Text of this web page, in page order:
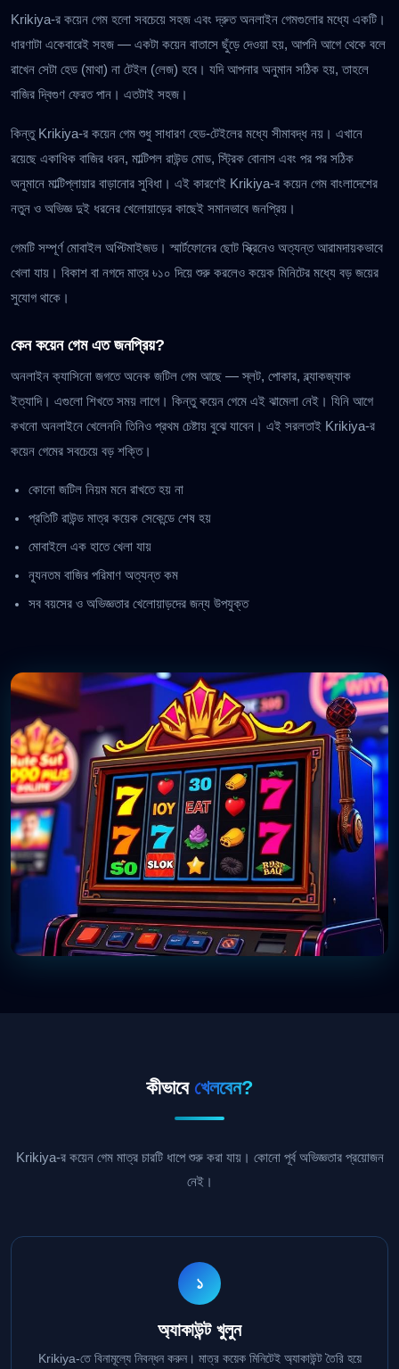
Krikiya-র কয়েন গেম হলো সবচেয়ে সহজ এবং দ্রুত অনলাইন গেমগুলোর মধ্যে একটি।
ধারণাটা একেবারেই সহজ — একটা কয়েন বাতাসে ছুঁড়ে দেওয়া হয়, আপনি আগে থেকে বলে
রাখেন সেটা হেড (মাথা) না টেইল (লেজ) হবে। যদি আপনার অনুমান সঠিক হয়, তাহলে
বাজির দ্বিগুণ ফেরত পান। এতটাই সহজ।
কিন্তু Krikiya-র কয়েন গেম শুধু সাধারণ হেড-টেইলের মধ্যে সীমাবদ্ধ নয়। এখানে
রয়েছে একাধিক বাজির ধরন, মাল্টিপল রাউন্ড মোড, স্ট্রিক বোনাস এবং পর পর সঠিক
অনুমানে মাল্টিপ্লায়ার বাড়ানোর সুবিধা। এই কারণেই Krikiya-র কয়েন গেম বাংলাদেশের
নতুন ও অভিজ্ঞ দুই ধরনের খেলোয়াড়ের কাছেই সমানভাবে জনপ্রিয়।
গেমটি সম্পূর্ণ মোবাইল অপ্টিমাইজড। স্মার্টফোনের ছোট স্ক্রিনেও অত্যন্ত আরামদায়কভাবে
খেলা যায়। বিকাশ বা নগদে মাত্র ৳১০ দিয়ে শুরু করলেও কয়েক মিনিটের মধ্যে বড় জয়ের
সুযোগ থাকে।
কেন কয়েন গেম এত জনপ্রিয়?
অনলাইন ক্যাসিনো জগতে অনেক জটিল গেম আছে — স্লট, পোকার, ব্ল্যাকজ্যাক
ইত্যাদি। এগুলো শিখতে সময় লাগে। কিন্তু কয়েন গেমে এই ঝামেলা নেই। যিনি আগে
কখনো অনলাইনে খেলেননি তিনিও প্রথম চেষ্টায় বুঝে যাবেন। এই সরলতাই Krikiya-র
কয়েন গেমের সবচেয়ে বড় শক্তি।
কোনো জটিল নিয়ম মনে রাখতে হয় না
প্রতিটি রাউন্ড মাত্র কয়েক সেকেন্ডে শেষ হয়
মোবাইলে এক হাতে খেলা যায়
ন্যূনতম বাজির পরিমাণ অত্যন্ত কম
সব বয়সের ও অভিজ্ঞতার খেলোয়াড়দের জন্য উপযুক্ত
কীভাবে খেলবেন?
Krikiya-র কয়েন গেম মাত্র চারটি ধাপে শুরু করা যায়। কোনো পূর্ব অভিজ্ঞতার প্রয়োজন
নেই।
১
অ্যাকাউন্ট খুলুন
Krikiya-তে বিনামূল্যে নিবন্ধন করুন। মাত্র কয়েক মিনিটেই অ্যাকাউন্ট তৈরি হয়ে